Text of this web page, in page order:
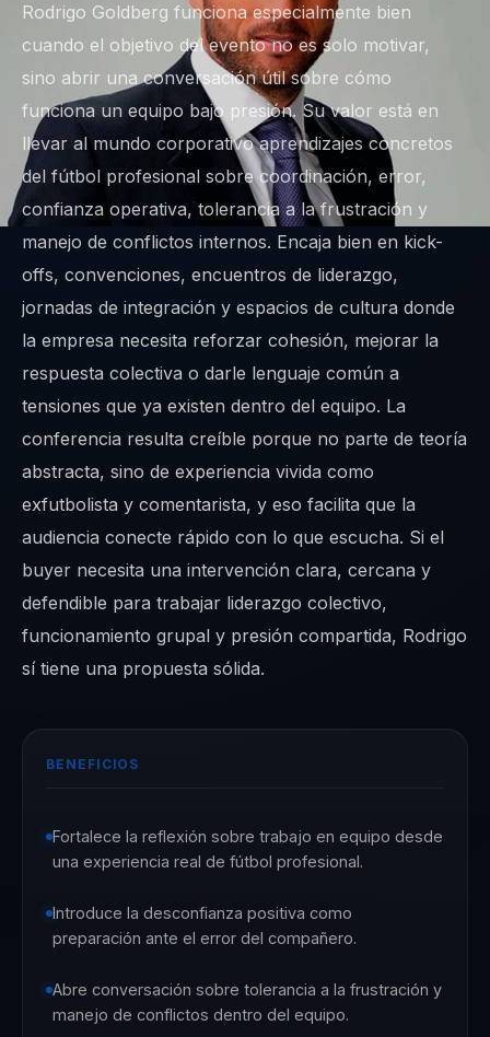
Rodrigo Goldberg funciona especialmente bien
cuando el objetivo del evento no es solo motivar,
sino abrir una conversación útil sobre cómo
funciona un equipo bajo presión. Su valor está en
llevar al mundo corporativo aprendizajes concretos
del fútbol profesional sobre coordinación, error,
confianza operativa, tolerancia a la frustración y
manejo de conflictos internos. Encaja bien en kick-
offs, convenciones, encuentros de liderazgo,
jornadas de integración y espacios de cultura donde
la empresa necesita reforzar cohesión, mejorar la
respuesta colectiva o darle lenguaje común a
tensiones que ya existen dentro del equipo. La
conferencia resulta creíble porque no parte de teoría
abstracta, sino de experiencia vivida como
exfutbolista y comentarista, y eso facilita que la
audiencia conecte rápido con lo que escucha. Si el
buyer necesita una intervención clara, cercana y
defendible para trabajar liderazgo colectivo,
funcionamiento grupal y presión compartida, Rodrigo
sí tiene una propuesta sólida.
BENEFICIOS
Fortalece la reflexión sobre trabajo en equipo desde
una experiencia real de fútbol profesional.
Introduce la desconfianza positiva como
preparación ante el error del compañero.
Abre conversación sobre tolerancia a la frustración y
manejo de conflictos dentro del equipo.